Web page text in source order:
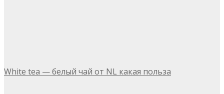
White tea — белый чай от NL какая польза